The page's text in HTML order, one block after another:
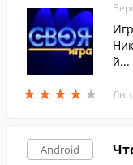
★ ★ ★ ★ ★
★ ★ ★ ★ ★
й...
Android